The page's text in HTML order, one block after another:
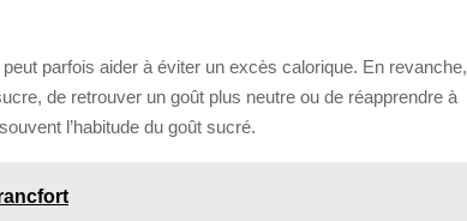
parfois aider à éviter un excès calorique. En revanche,
de retrouver un goût plus neutre ou de réapprendre à
l’habitude du goût sucré.